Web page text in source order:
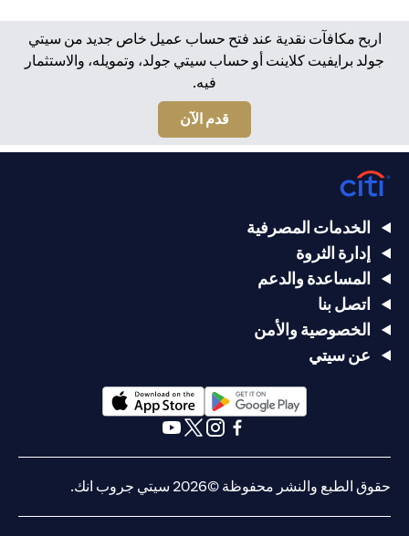
اربح مكافآت نقدية عند فتح حساب عميل خاص جديد من سيتي
جولد برايفيت كلاينت أو حساب سيتي جولد، وتمويله، والاستثمار
فيه.
قدم الآن
الخدمات المصرفية
إدارة الثروة
المساعدة والدعم
اتصل بنا
الخصوصية والأمن
عن سيتي
(opens in a new tab)
حقوق الطبع والنشر محفوظة ©2026 سيتي جروب انك.